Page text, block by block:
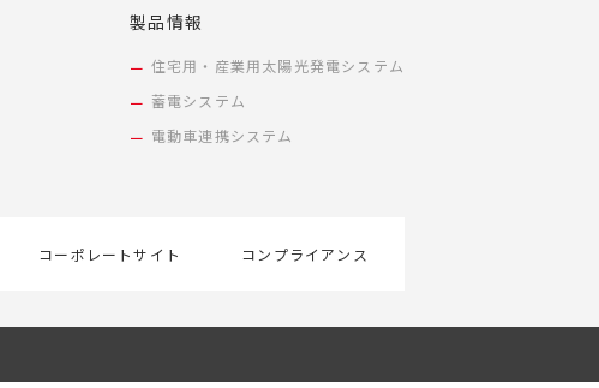
製品情報
住宅用・産業用太陽光発電システム
蓄電システム
電動車連携システム
コーポレートサイト コンプライアンス